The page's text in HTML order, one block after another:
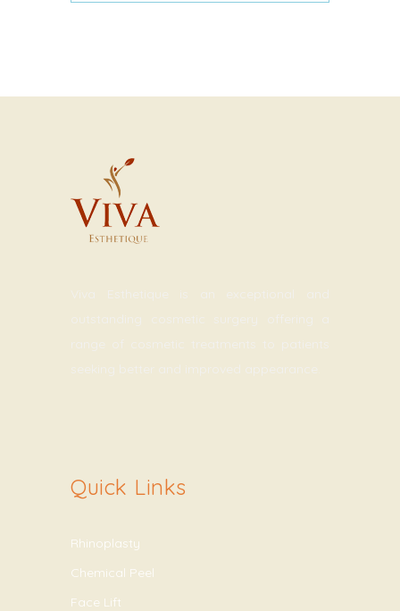
Viva Esthetique is an exceptional and
outstanding cosmetic surgery offering a
range of cosmetic treatments to patients
seeking better and improved appearance.
Quick Links
Rhinoplasty
Chemical Peel
Face Lift